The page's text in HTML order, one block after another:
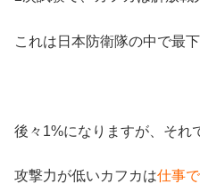
これは日本防衛隊の中で最下
後々1%になりますが、それ
攻撃力が低いカフカは仕事